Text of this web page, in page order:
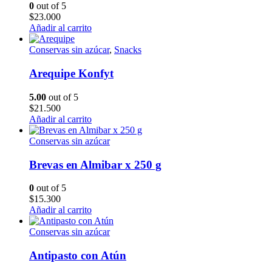
0 out of 5
$23.000
Añadir al carrito
Conservas sin azúcar, Snacks
Arequipe Konfyt
5.00 out of 5
$21.500
Añadir al carrito
Conservas sin azúcar
Brevas en Almibar x 250 g
0 out of 5
$15.300
Añadir al carrito
Conservas sin azúcar
Antipasto con Atún